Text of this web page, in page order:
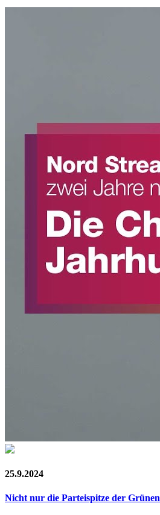
25.9.2024
Nicht nur die Parteispitze der